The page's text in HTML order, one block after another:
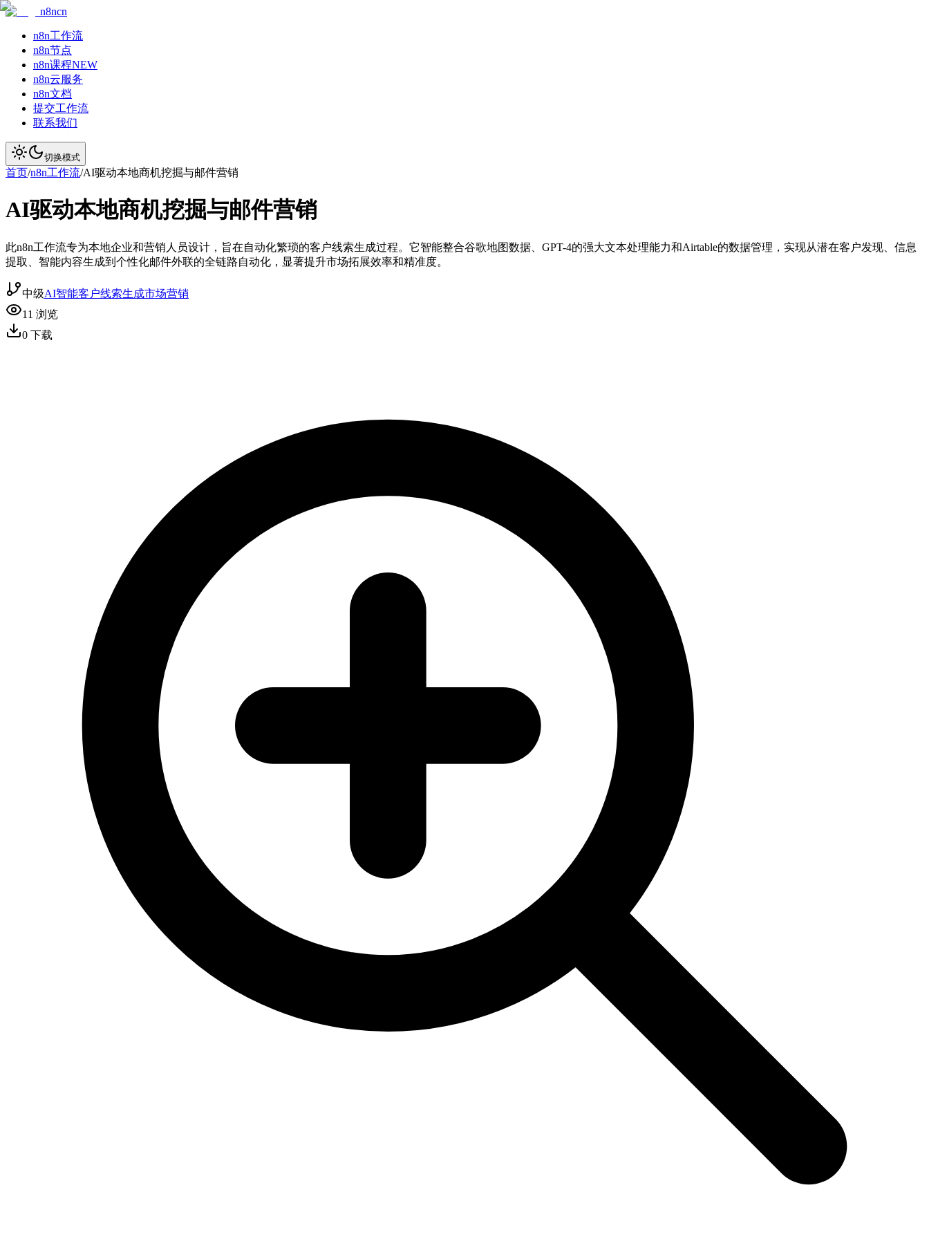
n8ncn
n8n工作流
n8n节点
n8n课程NEW
n8n云服务
n8n文档
提交工作流
联系我们
切换模式
首页/n8n工作流/AI驱动本地商机挖掘与邮件营销
AI驱动本地商机挖掘与邮件营销
此n8n工作流专为本地企业和营销人员设计，旨在自动化繁琐的客户线索生成过程。它智能整合谷歌地图数据、GPT-4的强大文本处理能力和Airtable的数据管理，实现从潜在客户发现、信息
提取、智能内容生成到个性化邮件外联的全链路自动化，显著提升市场拓展效率和精准度。
中级AI智能客户线索生成市场营销
11 浏览
0 下载